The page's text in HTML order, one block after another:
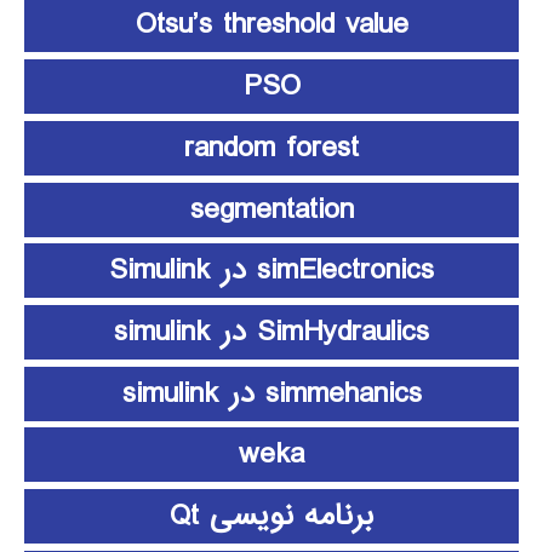
Otsu’s threshold value
PSO
random forest
segmentation
simElectronics در Simulink
SimHydraulics در simulink
simmehanics در simulink
weka
برنامه نویسی Qt